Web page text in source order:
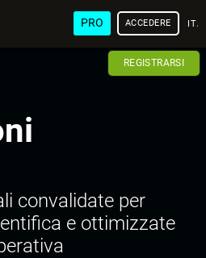
PRO ACCEDERE
REGISTRARSI
convalidate per
e ottimizzate